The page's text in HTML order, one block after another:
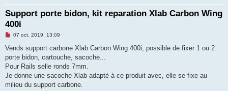
Support porte bidon, kit reparation Xlab Carbon Wing
400i
M
s
a
g
n
o
07 oct. 2019, 13:09
Vends support carbone Xlab Carbon Wing 400i, possible de fixer 1 ou 2
porte bidon, cartouche, sacoche...
Pour Rails selle ronds 7mm.
Je donne une sacoche Xlab adapté à ce produit avec, elle se fixe au
milieu du support carbone.